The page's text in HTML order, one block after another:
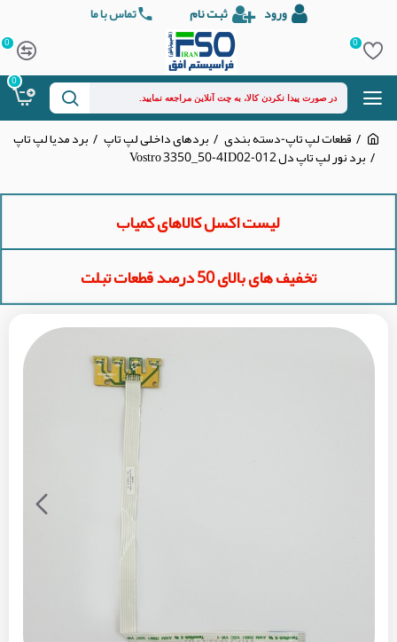
ورود ثبت نام تماس با ما
0
0
0
قطعات لپ تاپ-دسته بندی بردهای داخلی لپ تاپ برد مدیا لپ تاپ
برد نور لپ تاپ دل Vostro 3350_50-4ID02-012
لیست اکسل کالاهای کمیاب
تخفیف های بالای 50 درصد قطعات تبلت